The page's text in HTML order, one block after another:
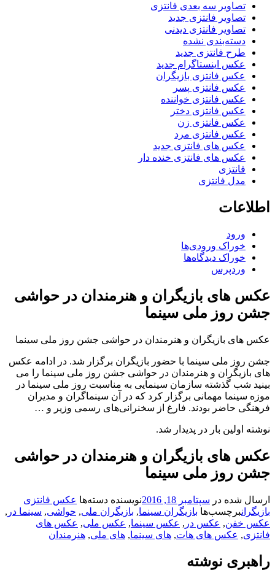
تصاویر سه بعدی فانتزی
تصاویر فانتزی جدید
تصاویر فانتزی دیدنی
دسته‌بندی نشده
طرح فانتزی جدید
عکس اینستاگرام جدید
عکس فانتزی بازیگران
عکس فانتزی پسر
عکس فانتزی خواننده
عکس فانتزی دختر
عکس فانتزی زن
عکس فانتزی مرد
عکس های فانتزی جدید
عکس های فانتزی خنده دار
فانتزی
مدل فانتزی
اطلاعات
ورود
خوراک ورودی‌ها
خوراک دیدگاه‌ها
وردپرس
عکس های بازیگران و هنرمندان در حواشی
جشن روز ملی سینما
عکس های بازیگران و هنرمندان در حواشی جشن روز ملی سینما
جشن روز ملی سینما با حضور بازیگران برگزار شد. در ادامه عکس
های بازیگران و هنرمندان در حواشی جشن روز ملی سینما را می
بینید شب گذشته سازمان سینمایی به مناسبت روز ملی سینما در
موزه سینما مهمانی برگزار کرد که در آن سینماگران و مدیران
فرهنگی حاضر بودند. فارغ از سخنرانی‌های رسمی وزیر و …
نوشته اولین بار در پدیدار شد.
عکس های بازیگران و هنرمندان در حواشی
جشن روز ملی سینما
ارسال شده در سپتامبر 18, 2016 نویسنده دسته‌ها عکس فانتزی
بازیگرانبرچسب‌ها بازیگران سینما, بازیگران ملی, حواشی, سینما در ,
عکس خفن, عکس در , عکس سینما, عکس ملی, عکس های
فانتزی, عکس های هات, های سینما, های ملی, هنرمندان
راهبری نوشته